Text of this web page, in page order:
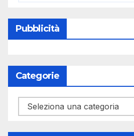
Pubblicità
Categorie
Categorie